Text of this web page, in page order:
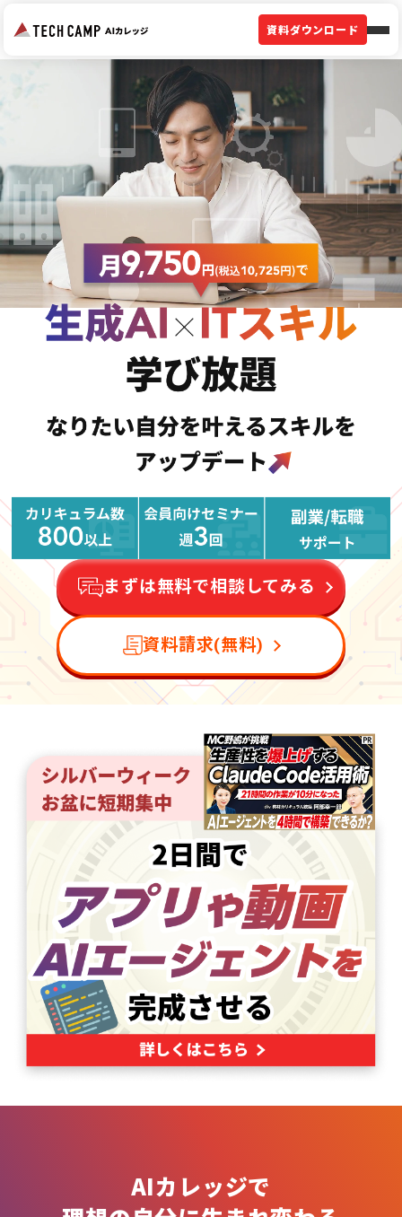
資料ダウンロード
まずは無料で相談してみる
資料請求(無料)
AIカレッジで